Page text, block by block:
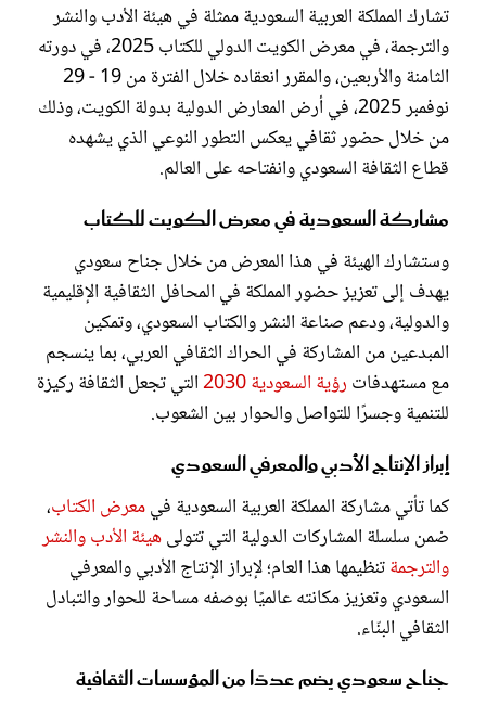
تشارك المملكة العربية السعودية ممثلة في هيئة الأدب والنشر
والترجمة، في معرض الكويت الدولي للكتاب 2025، في دورته
الثامنة والأربعين، والمقرر انعقاده خلال الفترة من 19 - 29
نوفمبر 2025، في أرض المعارض الدولية بدولة الكويت، وذلك
من خلال حضور ثقافي يعكس التطور النوعي الذي يشهده
قطاع الثقافة السعودي وانفتاحه على العالم.
مشاركة السعودية في معرض الكويت للكتاب
وستشارك الهيئة في هذا المعرض من خلال جناح سعودي
يهدف إلى تعزيز حضور المملكة في المحافل الثقافية الإقليمية
والدولية، ودعم صناعة النشر والكتاب السعودي، وتمكين
المبدعين من المشاركة في الحراك الثقافي العربي، بما ينسجم
مع مستهدفات رؤية السعودية 2030
التي تجعل الثقافة ركيزة
للتنمية وجسرًا للتواصل والحوار بين الشعوب.
إبراز الإنتاج الأدبي والمعرفي السعودي
كما تأتي مشاركة المملكة العربية السعودية فيمعرض الكتاب،
ضمن سلسلة المشاركات الدولية التي تتولىهيئة الأدب والنشر
والترجمةتنظيمها هذا العام؛ لإبراز الإنتاج الأدبي والمعرفي
السعودي وتعزيز مكانته عالميًا بوصفه مساحة للحوار والتبادل
الثقافي البنّاء.
جناح سعودي يضم عددًا من المؤسسات الثقافية
مجلة سيدتي
غلاف رفمي